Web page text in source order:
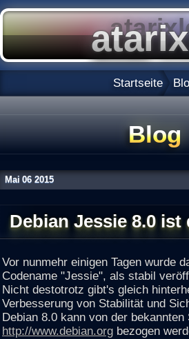
Startseite
Blog
Mai 06 2015
Debian Jessie 8.0 ist
Vor nunmehr einigen Tagen wurde
Codename "Jessie", als stabil
Nicht destotrotz gibt's gleich
Verbesserung von Stabilität und
Debian 8.0 kann von der bekannten
http://www.debian.org bezogen